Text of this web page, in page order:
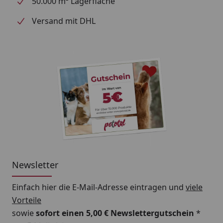
Versand mit DHL
Newsletter
Einfach hier die E-Mail-Adresse eintragen und viele
Vorteile
sowiesofort einen 5,00 € Newslettergutschein *